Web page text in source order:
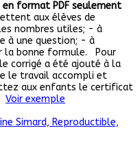
en format PDF seulement
aux élèves de
nombres utiles; - à
à une question; - à
la bonne formule. Pour
corrigé a été ajouté à la
le travail accompli et
aux enfants le certificat
Voir exemple